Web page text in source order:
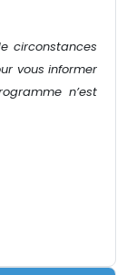
circonstances
vous informer
n’est